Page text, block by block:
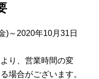
)～2020年10月31日
り、営業時間の変
場合がございます。